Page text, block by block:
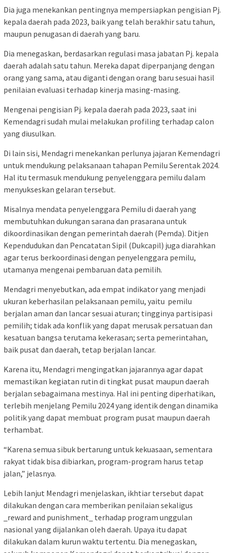
Dia juga menekankan pentingnya mempersiapkan pengisian Pj.
kepala daerah pada 2023, baik yang telah berakhir satu tahun,
maupun penugasan di daerah yang baru.
Dia menegaskan, berdasarkan regulasi masa jabatan Pj. kepala
daerah adalah satu tahun. Mereka dapat diperpanjang dengan
orang yang sama, atau diganti dengan orang baru sesuai hasil
penilaian evaluasi terhadap kinerja masing-masing.
Mengenai pengisian Pj. kepala daerah pada 2023, saat ini
Kemendagri sudah mulai melakukan profiling terhadap calon
yang diusulkan.
Di lain sisi, Mendagri menekankan perlunya jajaran Kemendagri
untuk mendukung pelaksanaan tahapan Pemilu Serentak 2024.
Hal itu termasuk mendukung penyelenggara pemilu dalam
menyukseskan gelaran tersebut.
Misalnya mendata penyelenggara Pemilu di daerah yang
membutuhkan dukungan sarana dan prasarana untuk
dikoordinasikan dengan pemerintah daerah (Pemda). Ditjen
Kependudukan dan Pencatatan Sipil (Dukcapil) juga diarahkan
agar terus berkoordinasi dengan penyelenggara pemilu,
utamanya mengenai pembaruan data pemilih.
Mendagri menyebutkan, ada empat indikator yang menjadi
ukuran keberhasilan pelaksanaan pemilu, yaitu pemilu
berjalan aman dan lancar sesuai aturan; tingginya partisipasi
pemilih; tidak ada konflik yang dapat merusak persatuan dan
kesatuan bangsa terutama kekerasan; serta pemerintahan,
baik pusat dan daerah, tetap berjalan lancar.
Karena itu, Mendagri mengingatkan jajarannya agar dapat
memastikan kegiatan rutin di tingkat pusat maupun daerah
berjalan sebagaimana mestinya. Hal ini penting diperhatikan,
terlebih menjelang Pemilu 2024 yang identik dengan dinamika
politik yang dapat membuat program pusat maupun daerah
terhambat.
“Karena semua sibuk bertarung untuk kekuasaan, sementara
rakyat tidak bisa dibiarkan, program-program harus tetap
jalan,” jelasnya.
Lebih lanjut Mendagri menjelaskan, ikhtiar tersebut dapat
dilakukan dengan cara memberikan penilaian sekaligus
_reward and punishment_ terhadap program unggulan
nasional yang dijalankan oleh daerah. Upaya itu dapat
dilakukan dalam kurun waktu tertentu. Dia menegaskan,